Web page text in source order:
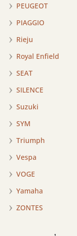
PEUGEOT
PIAGGIO
Rieju
Royal Enfield
SEAT
SILENCE
Suzuki
SYM
Triumph
Vespa
VOGE
Yamaha
ZONTES